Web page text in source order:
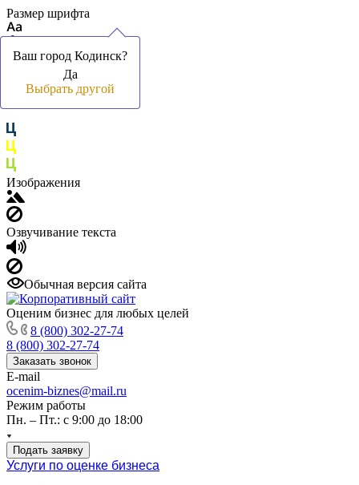
Размер шрифта
Цвет фона и шрифта
Изображения
Озвучивание текста
Обычная версия сайта
Оценим бизнес для любых целей
8 (800) 302-27-74
8 (800) 302-27-74
Заказать звонок
E-mail
ocenim-biznes@mail.ru
Режим работы
Пн. – Пт.: с 9:00 до 18:00
Подать заявку
Услуги по оценке бизнеса
Ваш город Кодинск?
Да
Выбрать другой
Ваш город Кодинск?
Да
Выбрать другой